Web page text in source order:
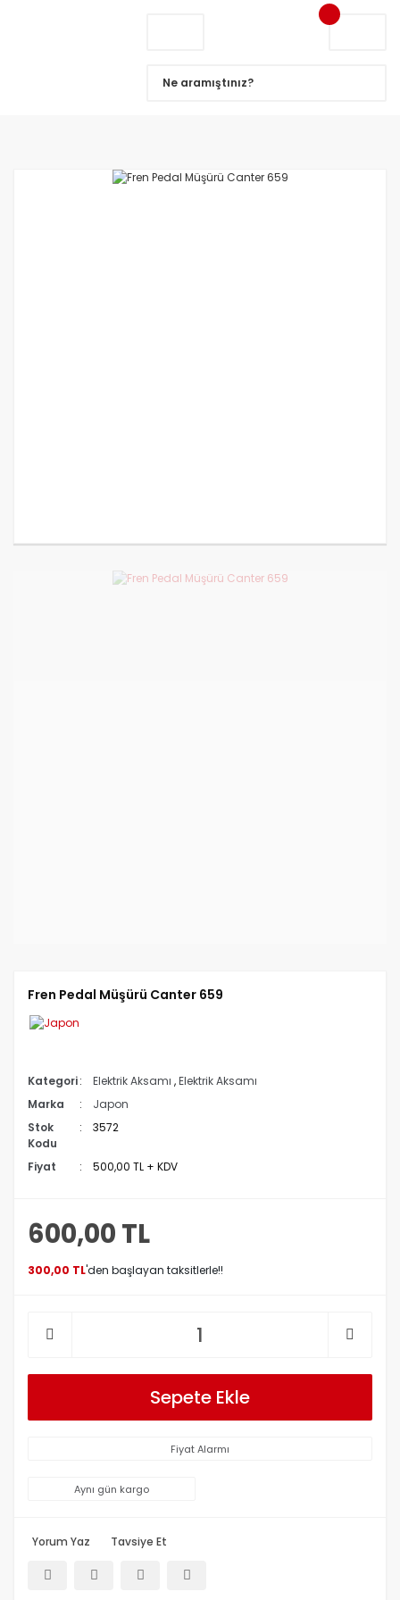
Fren Pedal Müşürü Canter 659
Kategori Elektrik Aksamı ,Elektrik Aksamı
Marka
Japon
Stok
Kodu
3572
Fiyat 500,00 TL + KDV
600,00 TL
300,00 TL'den başlayan taksitlerle!!
Sepete Ekle
Fiyat Alarmı
Aynı gün kargo
Yorum Yaz Tavsiye Et